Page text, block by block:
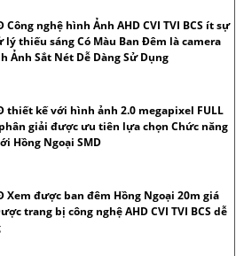
Công nghệ hình Ảnh AHD CVI TVI BCS ít sự
lý thiếu sáng Có Màu Ban Đêm là camera
Ảnh Sắt Nét Dễ Dàng Sử Dụng
thiết kế với hình ảnh 2.0 megapixel FULL
phân giải được ưu tiên lựa chọn Chức năng
Hồng Ngoại SMD
Xem được ban đêm Hồng Ngoại 20m giá
trang bị công nghệ AHD CVI TVI BCS dễ